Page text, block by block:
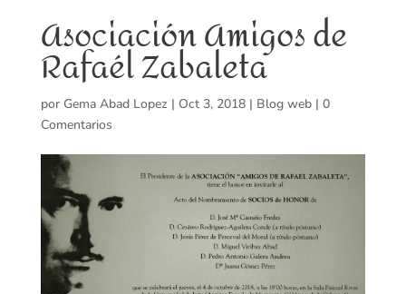
Asociación Amigos de
Rafaél Zabaleta
por Gema Abad Lopez | Oct 3, 2018| Blog web| 0
Comentarios